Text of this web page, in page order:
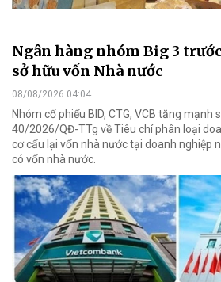
Ngân hàng nhóm Big 3
sở hữu vốn Nhà nước
08/08/2026 04:04
Nhóm cổ phiếu BID, CTG, VCB tăng mạnh
40/2026/QĐ-TTg về Tiêu chí phân loại
cơ cấu lại vốn nhà nước tại doanh nghiệp
có vốn nhà nước.